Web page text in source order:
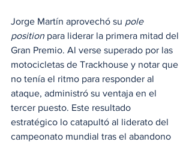
Jorge Martín aprovechó su pole
position para liderar la primera mitad del
Gran Premio. Al verse superado por las
motocicletas de Trackhouse y notar que
no tenía el ritmo para responder al
ataque, administró su ventaja en el
tercer puesto. Este resultado
estratégico lo catapultó al liderato del
campeonato mundial tras el abandono